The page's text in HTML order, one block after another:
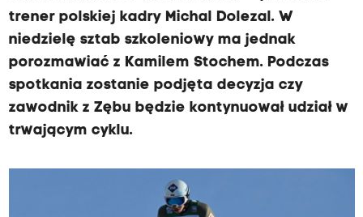
trener polskiej kadry Michal Dolezal. W
niedzielę sztab szkoleniowy ma jednak
porozmawiać z Kamilem Stochem. Podczas
spotkania zostanie podjęta decyzja czy
zawodnik z Zębu będzie kontynuował udział w
trwającym cyklu.